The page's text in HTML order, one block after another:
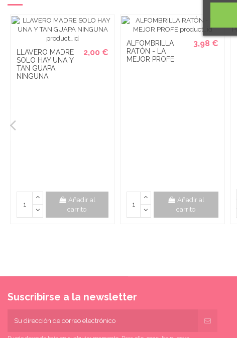
LLAVERO MADRE
SOLO HAY UNA Y
TAN GUAPA
NINGUNA
2,00 €
Añadir al
carrito
ALFOMBRILLA
RATÓN - LA
MEJOR PROFE
3,98 €
Añadir al
carrito
Suscribirse a la newsletter